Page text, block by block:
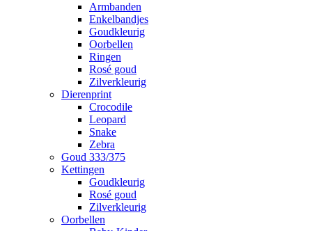
Armbanden
Enkelbandjes
Goudkleurig
Oorbellen
Ringen
Rosé goud
Zilverkleurig
Dierenprint
Crocodile
Leopard
Snake
Zebra
Goud 333/375
Kettingen
Goudkleurig
Rosé goud
Zilverkleurig
Oorbellen